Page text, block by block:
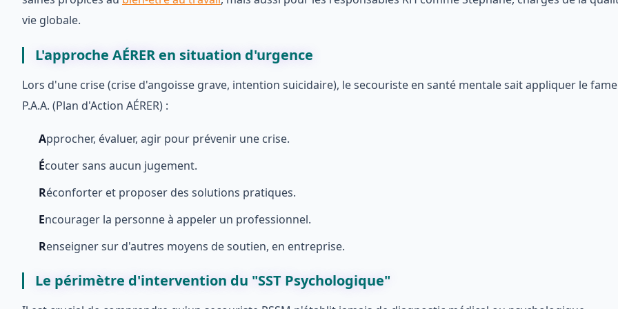
vie globale.
L'approche AÉRER en situation d'urgence
Lors d'une crise (crise d'angoisse grave, intention suicidaire), le secouriste en santé mentale sait appliquer le
P.A.A. (Plan d'Action AÉRER) :
Approcher, évaluer, agir pour prévenir une crise.
Écouter sans aucun jugement.
Réconforter et proposer des solutions pratiques.
Encourager la personne à appeler un professionnel.
Renseigner sur d'autres moyens de soutien, en entreprise.
Le périmètre d'intervention du "SST Psychologique"